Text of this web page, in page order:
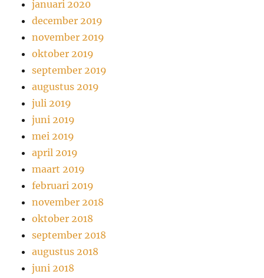
januari 2020
december 2019
november 2019
oktober 2019
september 2019
augustus 2019
juli 2019
juni 2019
mei 2019
april 2019
maart 2019
februari 2019
november 2018
oktober 2018
september 2018
augustus 2018
juni 2018